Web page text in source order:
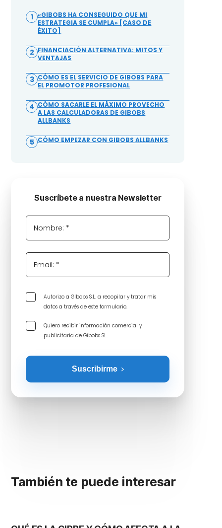
1 «GIBOBS HA CONSEGUIDO QUE MI
ESTRATEGIA SE CUMPLA» [CASO DE
ÉXITO]
2 FINANCIACIÓN ALTERNATIVA: MITOS Y
VENTAJAS
3 CÓMO ES EL SERVICIO DE GIBOBS PARA
EL PROMOTOR PROFESIONAL
4 CÓMO SACARLE EL MÁXIMO PROVECHO
A LAS CALCULADORAS DE GIBOBS
ALLBANKS
5 CÓMO EMPEZAR CON GIBOBS ALLBANKS
Suscríbete a nuestra Newsletter
Nombre: *
Email: *
Autorizo a GIbobs S.L. a recopilar y tratar mis
datos a través de este formulario.
Quiero recibir información comercial y
publicitaria de Gibobs SL.
Suscribirme
También te puede interesar